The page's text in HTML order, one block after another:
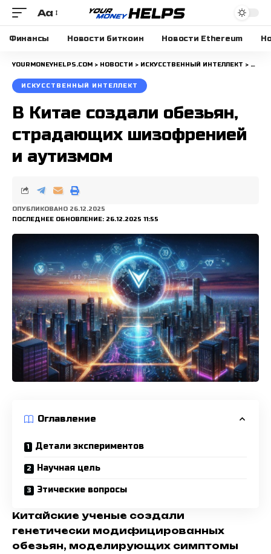
Размера
шрифта
Aa
Финансы Новости биткоин Новости Ethereum
YOURMONEYHELPS.COM > НОВОСТИ > ИСКУССТВЕННЫЙ ИНТЕЛЛЕКТ > В
ИСКУССТВЕННЫЙ ИНТЕЛЛЕКТ
В Китае создали обезьян,
страдающих шизофренией
и аутизмом
ПОСЛЕДНЕЕ ОБНОВЛЕНИЕ: 26.12.2025 11:55
ОПУБЛИКОВАНО 26.12.2025
Оглавление
Детали экспериментов
Научная цель
Этические вопросы
Китайские ученые создали
генетически модифицированных
обезьян, моделирующих симптомы